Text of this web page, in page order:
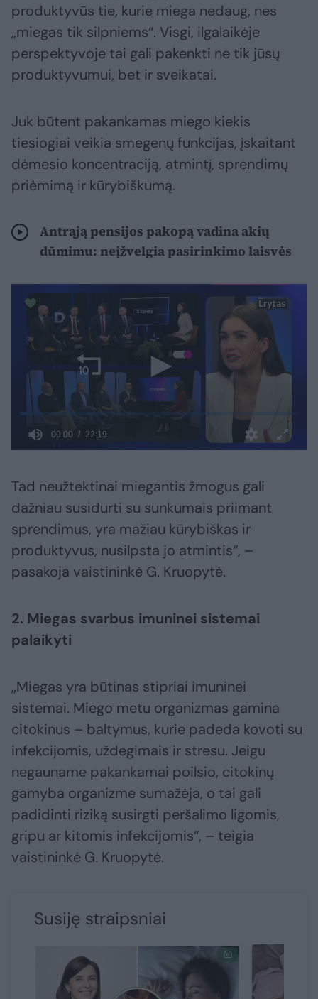
produktyvūs tie, kurie miega nedaug, nes
„miegas tik silpniems“. Visgi, ilgalaikėje
perspektyvoje tai gali pakenkti ne tik jūsų
produktyvumui, bet ir sveikatai.
Juk būtent pakankamas miego kiekis
tiesiogiai veikia smegenų funkcijas, įskaitant
dėmesio koncentraciją, atmintį, sprendimų
priėmimą ir kūrybiškumą.
Antrąją pensijos pakopą vadina akių
dūmimu: neįžvelgia pasirinkimo laisvės
Tad neužtektinai miegantis žmogus gali
dažniau susidurti su sunkumais priimant
sprendimus, yra mažiau kūrybiškas ir
produktyvus, nusilpsta jo atmintis“, –
pasakoja vaistininkė G. Kruopytė.
2. Miegas svarbus imuninei sistemai
palaikyti
„Miegas yra būtinas stipriai imuninei
sistemai. Miego metu organizmas gamina
citokinus – baltymus, kurie padeda kovoti su
infekcijomis, uždegimais ir stresu. Jeigu
negauname pakankamai poilsio, citokinų
gamyba organizme sumažėja, o tai gali
padidinti riziką susirgti peršalimo ligomis,
gripu ar kitomis infekcijomis“, – teigia
vaistininkė G. Kruopytė.
Susiję straipsniai